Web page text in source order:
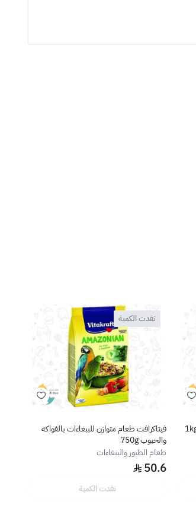
نفدت الكمية
فيتاكرافت طعام متوازن للببغاءات بالفواكه
والحبوب 750g
طعام الطيور والببغاءات
50.6
نفدت الكمية